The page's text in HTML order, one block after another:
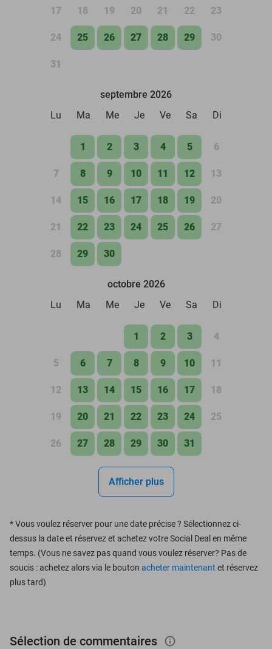
17 18 19 20 21 22 23
24 25 26 27 28 29 30
31
septembre 2026
Lu
Ma Me Je Ve Sa Di
1 2 3 4 5 6
7 8 9 10 11 12 13
14 15 16 17 18 19 20
21 22 23 24 25 26 27
28 29 30
octobre 2026
Lu
Ma Me Je Ve Sa Di
1 2 3 4
5 6 7 8 9 10 11
12 13 14 15 16 17 18
19 20 21 22 23 24 25
26 27 28 29 30 31
Afficher plus
*Vous voulez réserver pour une date précise ? Sélectionnez ci-
dessus la date et réservez et achetez votre Social Deal en même
temps. (Vous ne savez pas quand vous voulez réserver? Pas de
soucis : achetez alors via le bouton acheter maintenant et réservez
plus tard)
Sélection de commentaires info_outlined